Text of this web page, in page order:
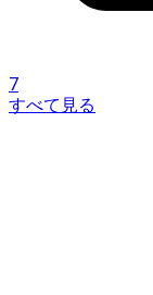
7
すべて見る